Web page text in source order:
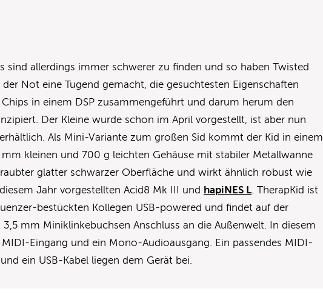
sind allerdings immer schwerer zu finden und so haben Twisted
der Not eine Tugend gemacht, die gesuchtesten Eigenschaften
in einem DSP zusammengeführt und darum herum den
Der Kleine wurde schon im April vorgestellt, ist aber nun
Als Mini-Variante zum großen Sid kommt der Kid in einem
mm kleinen und 700 g leichten Gehäuse mit stabiler Metallwanne
glatter schwarzer Oberfläche und wirkt ähnlich robust wie
Jahr vorgestellten Acid8 Mk III und hapiNES L. TherapKid ist
bestückten Kollegen USB-powered und findet auf der
3,5 mm Miniklinkebuchsen Anschluss an die Außenwelt. In diesem
MIDI-Eingang und ein Mono-Audioausgang. Ein passendes MIDI-
ein USB-Kabel liegen dem Gerät bei.